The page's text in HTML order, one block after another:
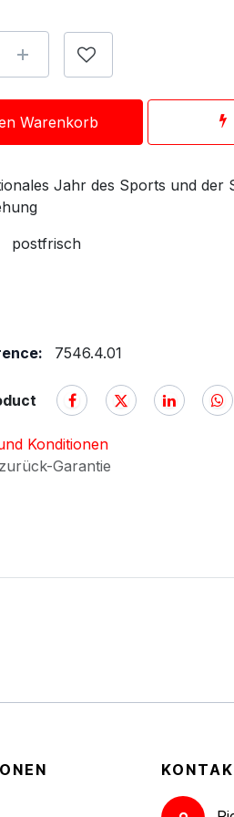
Warenkorb
Jahr des Sports und der
postfrisch
7546.4.01
Konditionen
Garantie